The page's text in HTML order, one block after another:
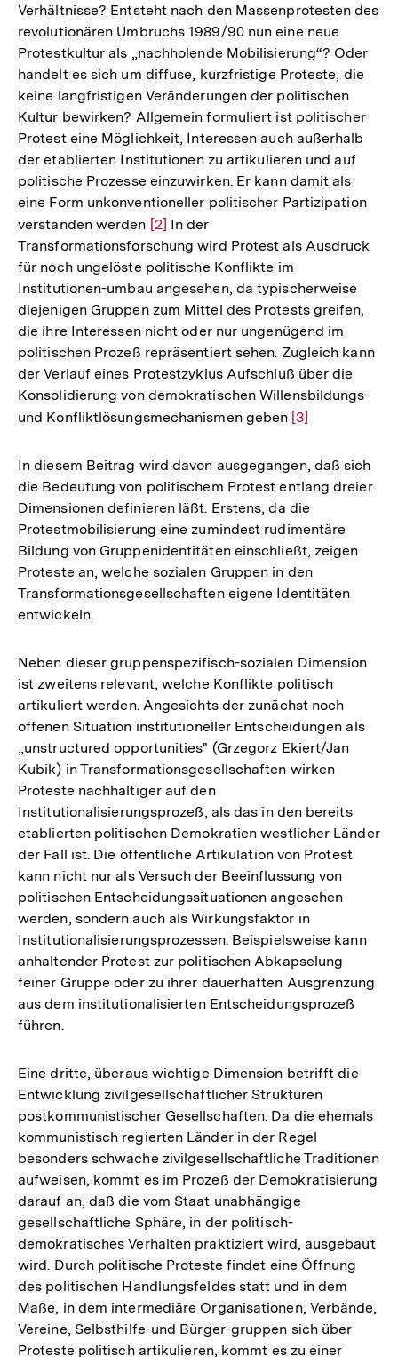
Verhältnisse? Entsteht nach den Massenprotesten des
revolutionären Umbruchs 1989/90 nun eine neue
Protestkultur als „nachholende Mobilisierung“? Oder
handelt es sich um diffuse, kurzfristige Proteste, die
keine langfristigen Veränderungen der politischen
Kultur bewirken? Allgemein formuliert ist politischer
Protest eine Möglichkeit, Interessen auch außerhalb
der etablierten Institutionen zu artikulieren und auf
politische Prozesse einzuwirken. Er kann damit als
eine Form unkonventioneller politischer Partizipation
verstanden werden Zur
Auflösung
der
Fußnote
[2] In der
Transformationsforschung wird Protest als Ausdruck
für noch ungelöste politische Konflikte im
Institutionen-umbau angesehen, da typischerweise
diejenigen Gruppen zum Mittel des Protests greifen,
die ihre Interessen nicht oder nur ungenügend im
politischen Prozeß repräsentiert sehen. Zugleich kann
der Verlauf eines Protestzyklus Aufschluß über die
Konsolidierung von demokratischen Willensbildungs-
und Konfliktlösungsmechanismen geben Zur
der
Fußnote
[3]
In diesem Beitrag wird davon ausgegangen, daß sich
die Bedeutung von politischem Protest entlang dreier
Dimensionen definieren läßt. Erstens, da die
Protestmobilisierung eine zumindest rudimentäre
Bildung von Gruppenidentitäten einschließt, zeigen
Proteste an, welche sozialen Gruppen in den
Transformationsgesellschaften eigene Identitäten
entwickeln.
Neben dieser gruppenspezifisch-sozialen Dimension
ist zweitens relevant, welche Konflikte politisch
artikuliert werden. Angesichts der zunächst noch
offenen Situation institutioneller Entscheidungen als
„unstructured opportunities" (Grzegorz Ekiert/Jan
Kubik) in Transformationsgesellschaften wirken
Proteste nachhaltiger auf den
Institutionalisierungsprozeß, als das in den bereits
etablierten politischen Demokratien westlicher Länder
der Fall ist. Die öffentliche Artikulation von Protest
kann nicht nur als Versuch der Beeinflussung von
politischen Entscheidungssituationen angesehen
werden, sondern auch als Wirkungsfaktor in
Institutionalisierungsprozessen. Beispielsweise kann
anhaltender Protest zur politischen Abkapselung
feiner Gruppe oder zu ihrer dauerhaften Ausgrenzung
aus dem institutionalisierten Entscheidungsprozeß
führen.
Eine dritte, überaus wichtige Dimension betrifft die
Entwicklung zivilgesellschaftlicher Strukturen
postkommunistischer Gesellschaften. Da die ehemals
kommunistisch regierten Länder in der Regel
besonders schwache zivilgesellschaftliche Traditionen
aufweisen, kommt es im Prozeß der Demokratisierung
darauf an, daß die vom Staat unabhängige
gesellschaftliche Sphäre, in der politisch-
demokratisches Verhalten praktiziert wird, ausgebaut
wird. Durch politische Proteste findet eine Öffnung
des politischen Handlungsfeldes statt und in dem
Maße, in dem intermediäre Organisationen, Verbände,
Vereine, Selbsthilfe-und Bürger-gruppen sich über
Proteste politisch artikulieren, kommt es zu einer